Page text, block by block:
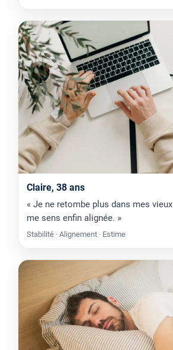
Claire, 38 ans
« Je ne retombe plus dans mes
me sens enfin alignée. »
Stabilité · Alignement · Estime